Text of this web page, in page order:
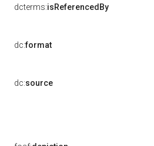
dcterms:isReferencedBy
dc:format
dc:source